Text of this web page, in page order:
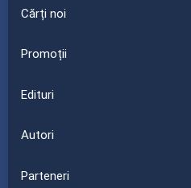
Cărți noi
Promoții
Edituri
Autori
Parteneri